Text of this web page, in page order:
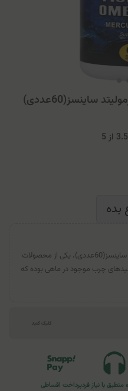
از 5
بده
سافت ژل روغن ماهی امگا3 فرمولیتد ساینسز(60عددی)، یکی از محصولات
چرب موجود در ماهی بوده که
منطبق با نیاز فردپرداخت اقساطی